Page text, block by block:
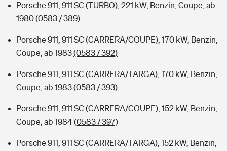
Porsche 911, 911 SC (TURBO), 221 kW, Benzin, Coupe, ab
1980(0583 / 389)
Porsche 911, 911 SC (CARRERA/COUPE), 170 kW, Benzin,
Coupe, ab 1983(0583 / 392)
Porsche 911, 911 SC (CARRERA/TARGA), 170 kW, Benzin,
Coupe, ab 1983(0583 / 393)
Porsche 911, 911 SC (CARRERA/COUPE), 152 kW, Benzin,
Coupe, ab 1984(0583 / 397)
Porsche 911, 911 SC (CARRERA/TARGA), 152 kW, Benzin,